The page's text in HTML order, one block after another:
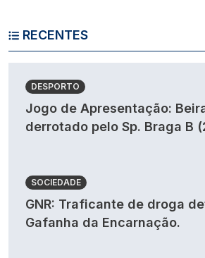
RECENTES
DESPORTO
Jogo de Apresentação:
derrotado pelo Sp. Braga B
SOCIEDADE
GNR: Traficante de droga
Gafanha da Encarnação.